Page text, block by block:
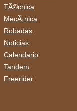
TÃ©cnica
MecÃ¡nica
Robadas
Noticias
Calendario
Tandem
Freerider